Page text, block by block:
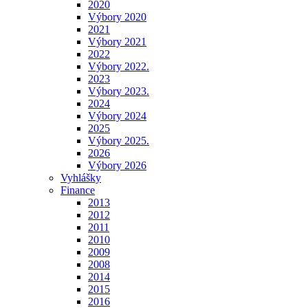
2020
Výbory 2020
2021
Výbory 2021
2022
Výbory 2022.
2023
Výbory 2023.
2024
Výbory 2024
2025
Výbory 2025.
2026
Výbory 2026
Vyhlášky
Finance
2013
2012
2011
2010
2009
2008
2014
2015
2016